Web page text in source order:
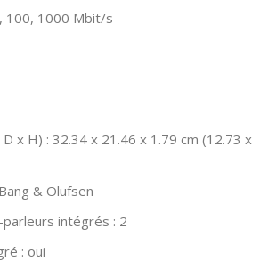
100, 1000 Mbit/s
x H) : 32.34 x 21.46 x 1.79 cm (12.73 x
& Olufsen
intégrés : 2
: oui